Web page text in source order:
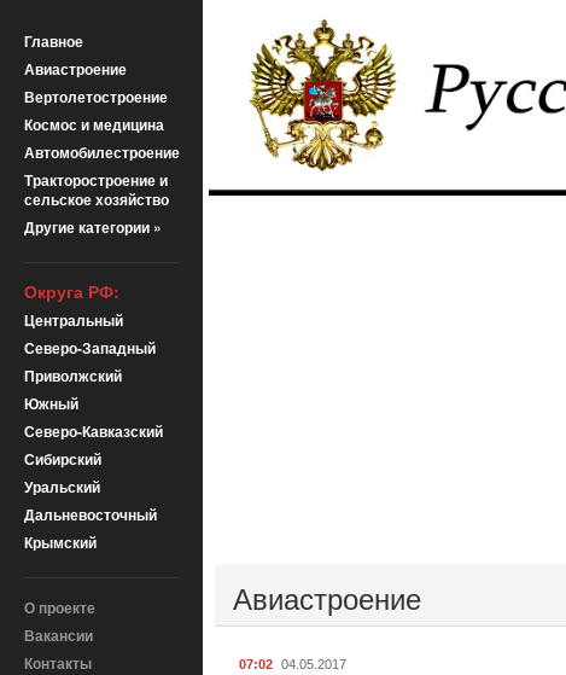
Главное
Авиастроение
Вертолетостроение
Космос и медицина
Автомобилестроение
Тракторостроение и
сельское хозяйство
Другие категории »
Округа РФ:
Центральный
Северо-Западный
Приволжский
Южный
Северо-Кавказский
Сибирский
Уральский
Дальневосточный
Крымский
О проекте
Вакансии
Контакты
Авиастроение
07:02 04.05.2017